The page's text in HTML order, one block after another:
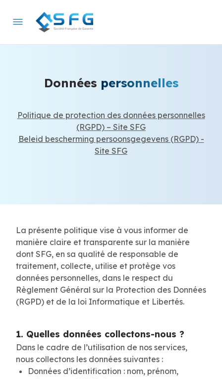
Données personnelles
Politique de protection des données personnelles
(RGPD) – Site SFG
Beleid bescherming persoonsgegevens (RGPD) -
Site SFG
La présente politique vise à vous informer de
manière claire et transparente sur la manière
dont SFG, en sa qualité de responsable de
traitement, collecte, utilise et protège vos
données personnelles, dans le respect du
Règlement Général sur la Protection des Données
(RGPD) et de la loi Informatique et Libertés.
1. Quelles données collectons-nous ?
Dans le cadre de l’utilisation de nos services,
nous collectons les données suivantes :
Données d’identification : nom, prénom,